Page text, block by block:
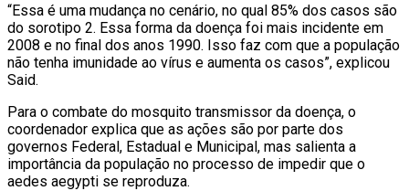
“Essa é uma mudança no cenário, no qual 85% dos casos são
do sorotipo 2. Essa forma da doença foi mais incidente em
2008 e no final dos anos 1990. Isso faz com que a população
não tenha imunidade ao vírus e aumenta os casos”, explicou
Said.
Para o combate do mosquito transmissor da doença, o
coordenador explica que as ações são por parte dos
governos Federal, Estadual e Municipal, mas salienta a
importância da população no processo de impedir que o
aedes aegypti se reproduza.